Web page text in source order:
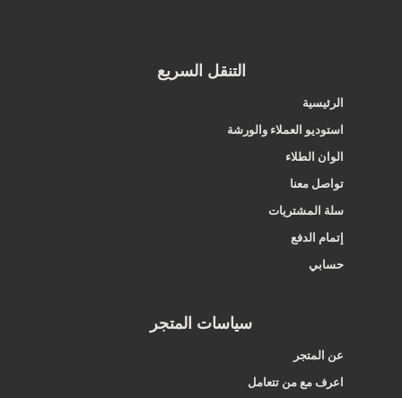
التنقل السريع
الرئيسية
استوديو العملاء والورشة
الوان الطلاء
تواصل معنا
سلة المشتريات
إتمام الدفع
حسابي
سياسات المتجر
عن المتجر
اعرف مع من تتعامل